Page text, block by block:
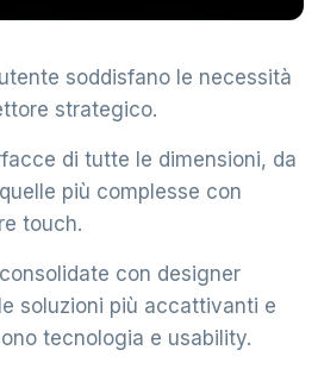
soddisfano le necessità
strategico.
di tutte le dimensioni, da
più complesse con
touch.
con designer
soluzioni più accattivanti e
tecnologia e usability.